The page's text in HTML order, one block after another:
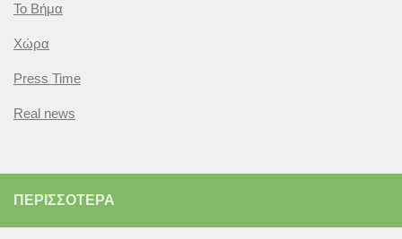
Το Βήμα
Χώρα
Press Time
Real news
ΠΕΡΙΣΣΌΤΕΡΑ